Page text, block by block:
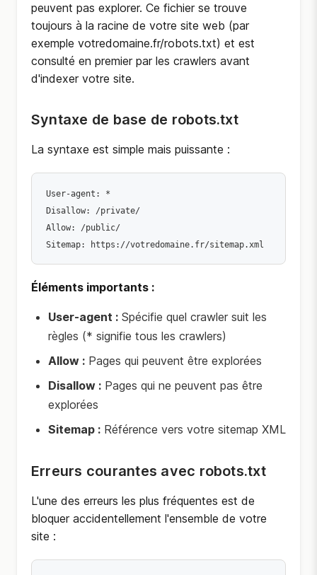
peuvent pas explorer. Ce fichier se trouve
toujours à la racine de votre site web (par
exemple votredomaine.fr/robots.txt) et est
consulté en premier par les crawlers avant
d'indexer votre site.
Syntaxe de base de robots.txt
La syntaxe est simple mais puissante :
User-agent: *
Disallow: /private/
Allow: /public/
Sitemap: https://votredomaine.fr/sitemap.xml
Éléments importants :
User-agent : Spécifie quel crawler suit les
règles (* signifie tous les crawlers)
Allow : Pages qui peuvent être explorées
Disallow : Pages qui ne peuvent pas être
explorées
Sitemap : Référence vers votre sitemap XML
Erreurs courantes avec robots.txt
L'une des erreurs les plus fréquentes est de
bloquer accidentellement l'ensemble de votre
site :